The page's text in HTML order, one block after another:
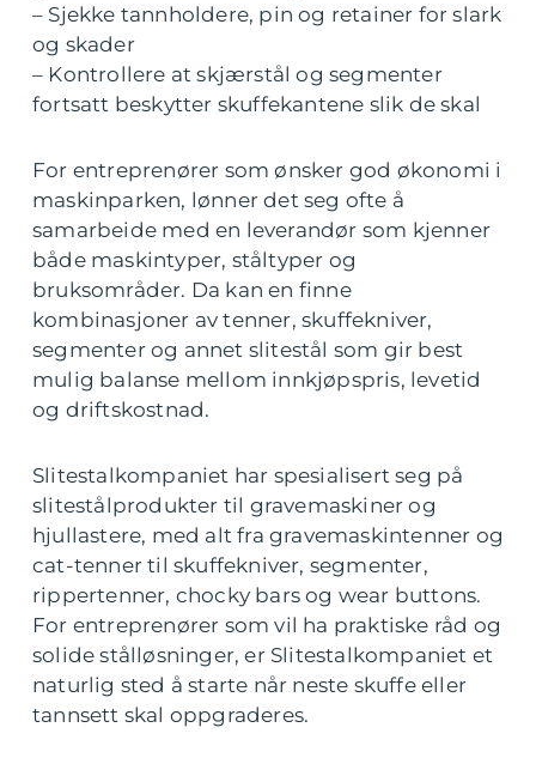
– Sjekke tannholdere, pin og retainer for slark
og skader
– Kontrollere at skjærstål og segmenter
fortsatt beskytter skuffekantene slik de skal
For entreprenører som ønsker god økonomi i
maskinparken, lønner det seg ofte å
samarbeide med en leverandør som kjenner
både maskintyper, ståltyper og
bruksområder. Da kan en finne
kombinasjoner av tenner, skuffekniver,
segmenter og annet slitestål som gir best
mulig balanse mellom innkjøpspris, levetid
og driftskostnad.
Slitestalkompaniet har spesialisert seg på
slitestålprodukter til gravemaskiner og
hjullastere, med alt fra gravemaskintenner og
cat-tenner til skuffekniver, segmenter,
rippertenner, chocky bars og wear buttons.
For entreprenører som vil ha praktiske råd og
solide stålløsninger, er Slitestalkompaniet et
naturlig sted å starte når neste skuffe eller
tannsett skal oppgraderes.